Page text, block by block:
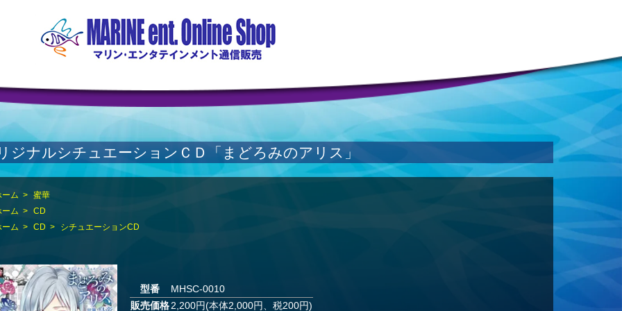
ジナルシチュエーションＣＤ「まどろみのアリス」
ーム > 蜜華
ーム > CD
ーム > CD > シチュエーションCD
型番
MHSC-0010
販売価格2,200円(本体2,000円、税200円)